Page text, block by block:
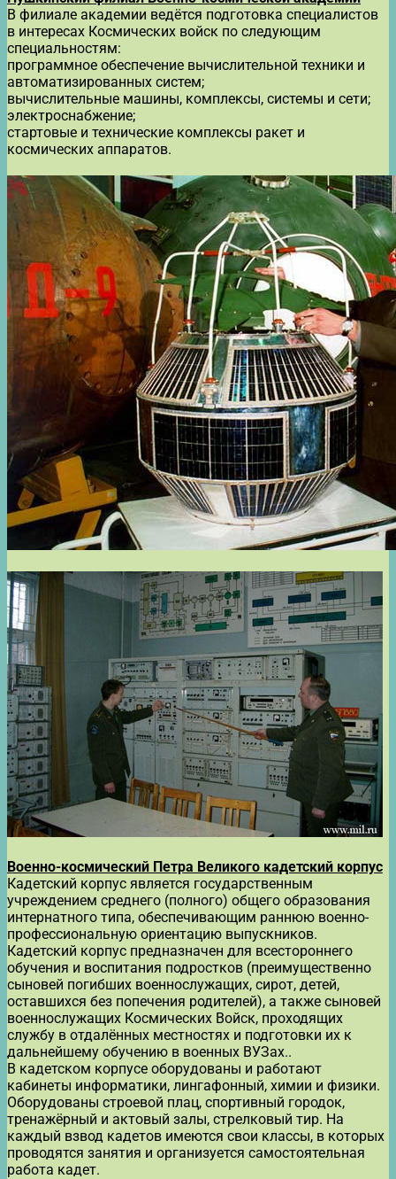
В филиале академии ведётся подготовка специалистов
в интересах Космических войск по следующим
специальностям:
программное обеспечение вычислительной техники и
автоматизированных систем;
вычислительные машины, комплексы, системы и сети;
электроснабжение;
стартовые и технические комплексы ракет и
космических аппаратов.
Военно-космический Петра Великого кадетский корпус
Кадетский корпус является государственным
учреждением среднего (полного) общего образования
интернатного типа, обеспечивающим раннюю военно-
профессиональную ориентацию выпускников.
Кадетский корпус предназначен для всестороннего
обучения и воспитания подростков (преимущественно
сыновей погибших военнослужащих, сирот, детей,
оставшихся без попечения родителей), а также сыновей
военнослужащих Космических Войск, проходящих
службу в отдалённых местностях и подготовки их к
дальнейшему обучению в военных ВУЗах..
В кадетском корпусе оборудованы и работают
кабинеты информатики, лингафонный, химии и физики.
Оборудованы строевой плац, спортивный городок,
тренажёрный и актовый залы, стрелковый тир. На
каждый взвод кадетов имеются свои классы, в которых
проводятся занятия и организуется самостоятельная
работа кадет.